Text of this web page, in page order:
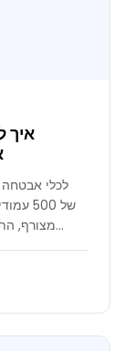
איך
לכלי
מצורף,